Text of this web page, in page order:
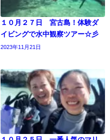
１０月２７日 宮古島！体験ダ
イビングで水中観察ツアー☆彡
2023年11月21日